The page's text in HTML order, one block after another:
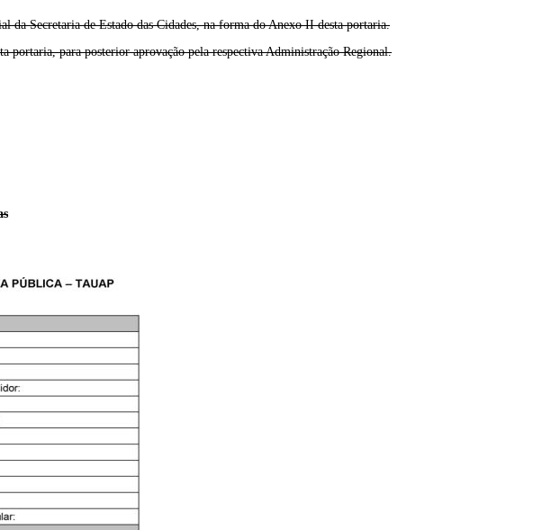
Secretaria de Estado das Cidades, na forma do Anexo II desta portaria.
portaria, para posterior aprovação pela respectiva Administração Regional.